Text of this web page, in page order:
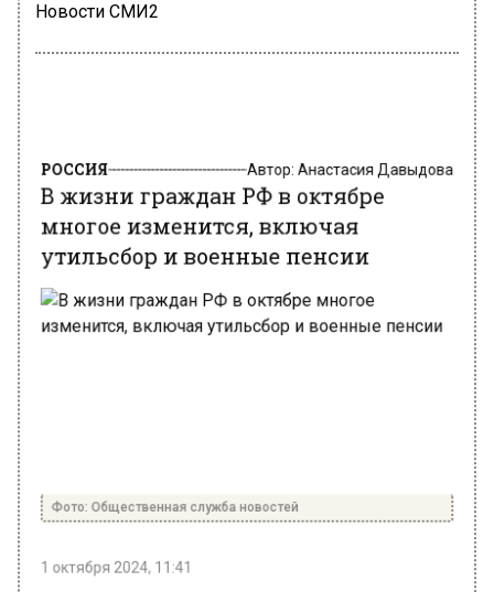
Новости СМИ2
многое изменится, включая
утильсбор и военные пенсии
С 1 октября 2024 года в России вступают в